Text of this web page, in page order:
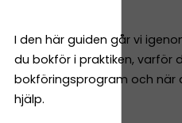
I den här guiden går vi
du bokför i praktiken, varför
bokföringsprogram och
hjälp.